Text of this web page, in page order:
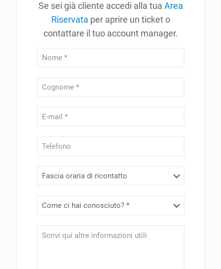
Se sei già cliente accedi alla tua Area
Riservata per aprire un ticket o
contattare il tuo account manager.